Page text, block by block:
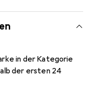
in der Kategorie
der ersten 24